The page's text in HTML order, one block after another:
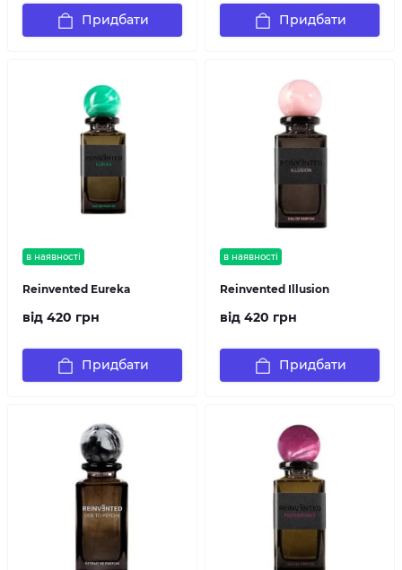
Придбати Придбати
в наявності
Reinvented Eureka
від 420 грн
Придбати
в наявності
Reinvented Illusion
від 420 грн
Придбати